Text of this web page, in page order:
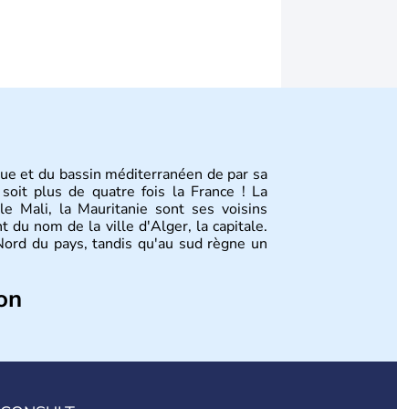
et du bassin méditerranéen de par sa
plus de quatre fois la France ! La
Mali, la Mauritanie sont ses voisins
du nom de la ville d'Alger, la capitale.
du pays, tandis qu'au sud règne un